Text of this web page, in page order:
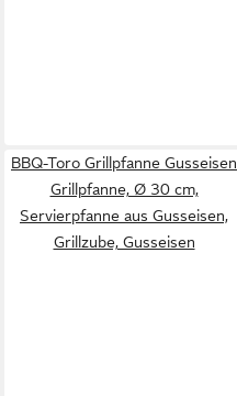
BBQ-Toro Grillpfanne Gusseisen
Grillpfanne, Ø 30 cm,
Servierpfanne aus Gusseisen,
Grillzube, Gusseisen